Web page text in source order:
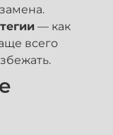
— как
всего